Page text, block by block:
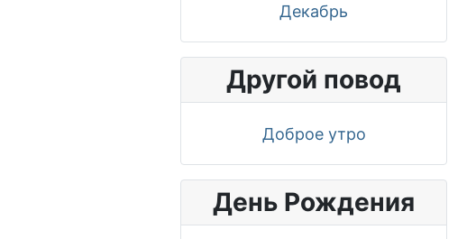
Декабрь
Другой повод
Доброе утро
День Рождения